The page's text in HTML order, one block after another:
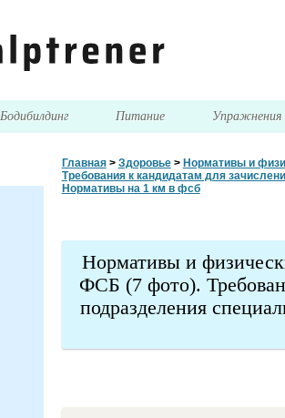
Бодибилдинг Питание Упражнения
Главная> Здоровье> Нормативы и
Требования к кандидатам для
Нормативы на 1 км в фсб
Нормативы и
ФСБ (7 фото).
подразделения